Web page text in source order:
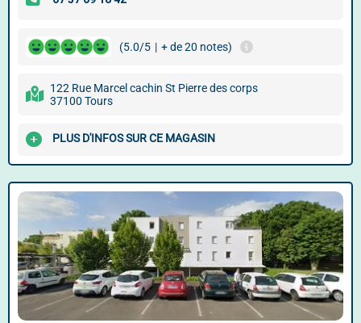
(5.0/5 | + de 20 notes)
122 Rue Marcel cachin St Pierre des corps
37100 Tours
PLUS D'INFOS SUR CE MAGASIN